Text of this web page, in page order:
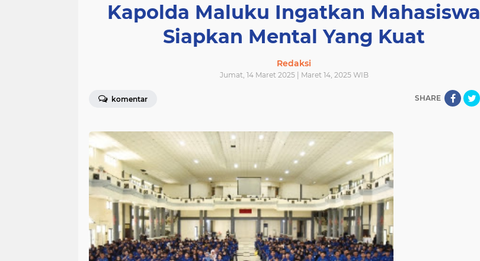
Kapolda Maluku Ingatkan Mahasiswa
Siapkan Mental Yang Kuat
Redaksi
Jumat, 14 Maret 2025 | Maret 14, 2025 WIB
komentar SHARE